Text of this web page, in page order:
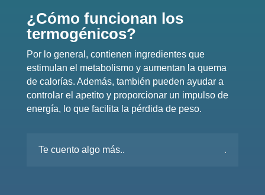
¿Cómo funcionan los
termogénicos?
Por lo general, contienen ingredientes que
estimulan el metabolismo y aumentan la quema
de calorías. Además, también pueden ayudar a
controlar el apetito y proporcionar un impulso de
energía, lo que facilita la pérdida de peso.
Te cuento algo más..